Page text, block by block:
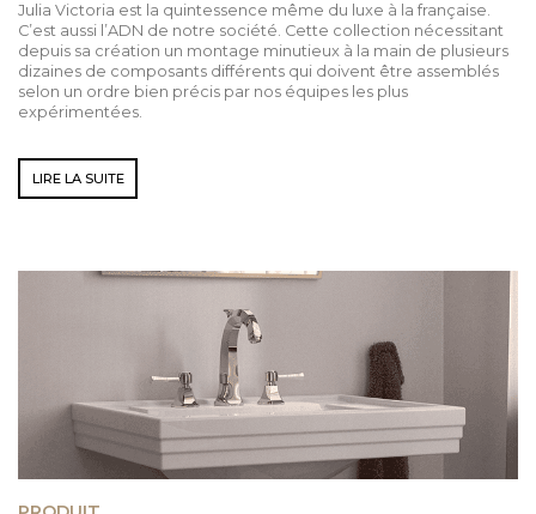
Julia Victoria est la quintessence même du luxe à la française.
C’est aussi l’ADN de notre société. Cette collection nécessitant
depuis sa création un montage minutieux à la main de plusieurs
dizaines de composants différents qui doivent être assemblés
selon un ordre bien précis par nos équipes les plus
expérimentées.
LIRE LA SUITE